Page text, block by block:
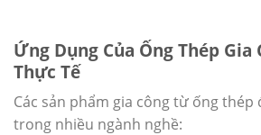
Ứng Dụng Của Ống Thép Gia
Thực Tế
Các sản phẩm gia công từ ống
trong nhiều ngành nghề: